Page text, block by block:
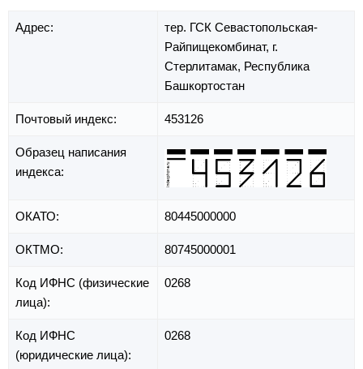
Адрес:
тер. ГСК Севастопольская-
Райпищекомбинат, г.
Стерлитамак, Республика
Башкортостан
Почтовый индекс: 453126
Образец написания
индекса:
ОКАТО: 80445000000
ОКТМО: 80745000001
Код ИФНС (физические
лица):
0268
Код ИФНС
(юридические лица):
0268